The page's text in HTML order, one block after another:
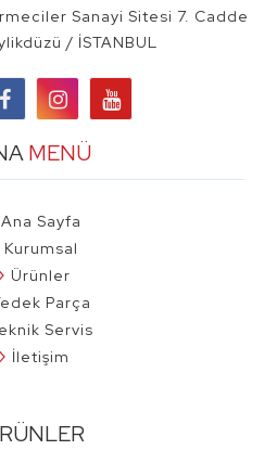
Sanayi Sitesi 7. Cadde
/ İSTANBUL
MENÜ
Ana Sayfa
Kurumsal
Ürünler
Parça
Servis
İletişim